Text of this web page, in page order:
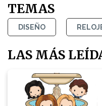
TEMAS
DISEÑO
LAS MÁS